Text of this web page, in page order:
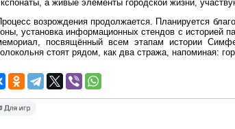
а живые элементы городской жизни,
возрождения продолжается. Планируется
установка информационных стендов с историей
посвящённый всем этапам истории
стоят рядом, как два стража, напоминая: